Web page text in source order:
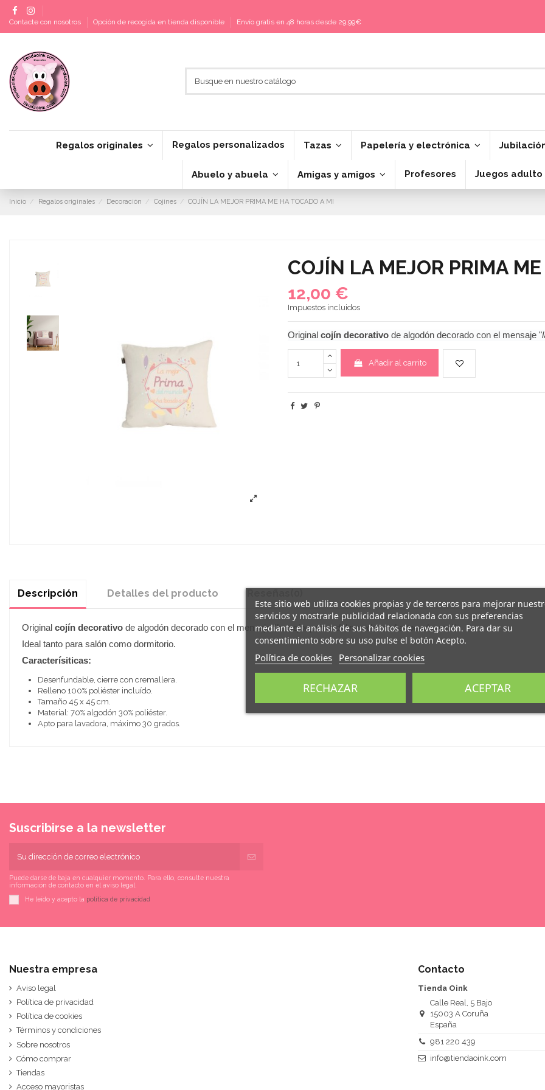
Contacte con nosotros Opción de recogida en tienda disponible Envío gratis en 48 horas desde 29,99€
Regalos originales Regalos personalizados Tazas Papelería y electrónica
Abuelo y abuela Amigas y amigos Profesores Juegos adulto
Inicio Regalos originales Decoración Cojines COJÍN LA MEJOR PRIMA ME HA TOCADO A MI
COJÍN LA MEJOR PRIMA
12,00 €
Impuestos incluidos
Originalcojín decorativode algodón decorado con el mensaje "
Añadir al carrito
Descripción Detalles del producto
Originalcojín decorativode algodón decorado con el mensaje "la mejor primadel mundo me ha tocado a mi".
Ideal tanto para salón como dormitorio.
Caracterísiticas:
Desenfundable, cierre con cremallera.
Relleno 100% poliéster incluído.
Tamaño 45 x 45 cm.
Material: 70% algodón 30% poliéster.
Apto para lavadora, máximo 30 grados.
Suscribirse a la newsletter
Puede darse de baja en cualquier momento. Para ello, consulte nuestra
información de contacto en el aviso legal.
He leído y acepto la política de privacidad
Nuestra empresa
Aviso legal
Política de privacidad
Política de cookies
Términos y condiciones
Sobre nosotros
Cómo comprar
Tiendas
Acceso mayoristas
Contacto
Tienda Oink
Calle Real, 5 Bajo
15003 A Coruña
España
981 220 439
info@tiendaoink.com
Este sitio web utiliza cookies propias y de terceros para mejorar
servicios y mostrarle publicidad relacionada con sus preferencias
mediante el análisis de sus hábitos de navegación. Para dar su
consentimiento sobre su uso pulse el botón Acepto.
Política de cookies Personalizar cookies
RECHAZAR ACEPTAR